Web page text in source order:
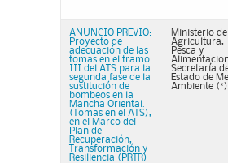
ANUNCIO PREVIO:
Proyecto de
adecuación de las
tomas en el tramo
III del ATS para la
segunda fase de la
sustitución de
bombeos en la
Mancha Oriental.
(Tomas en el ATS),
en el Marco del
Plan de
Recuperación,
Transformación y
Resiliencia (PRTR)
Ministerio de
Agricultura,
Pesca y
Secretaría
Estado de
Ambiente (*)